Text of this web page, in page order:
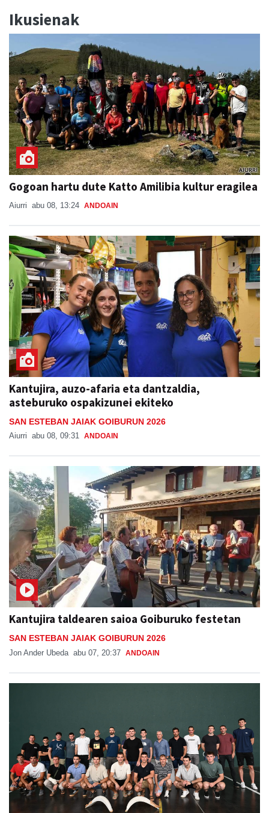
Ikusienak
Gogoan hartu dute Katto Amilibia kultur eragilea
Aiurri abu 08, 13:24 ANDOAIN
Kantujira, auzo-afaria eta dantzaldia,
asteburuko ospakizunei ekiteko
SAN ESTEBAN JAIAK GOIBURUN 2026
Aiurri abu 08, 09:31 ANDOAIN
Kantujira taldearen saioa Goiburuko festetan
SAN ESTEBAN JAIAK GOIBURUN 2026
Jon Ander Ubeda abu 07, 20:37 ANDOAIN